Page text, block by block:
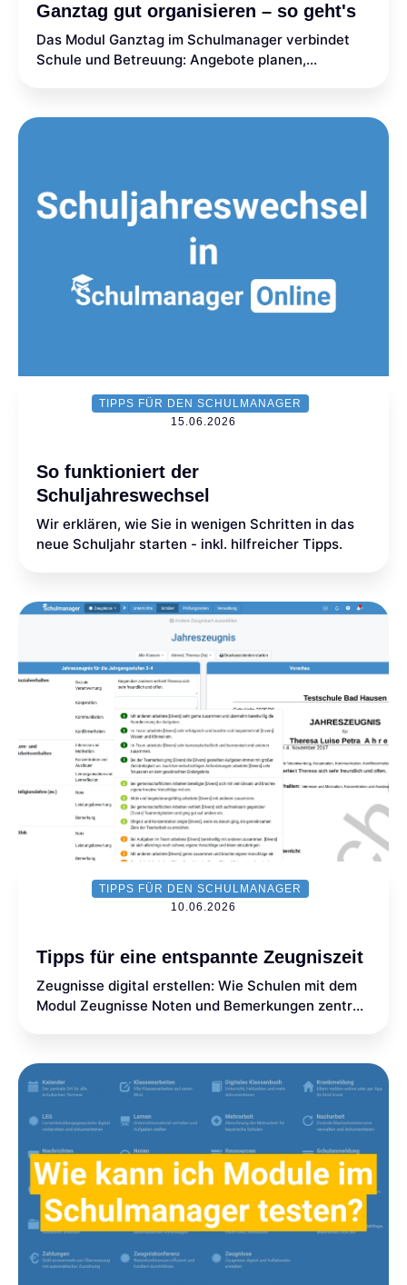
Ganztag gut organisieren – so geht's
Das Modul Ganztag im Schulmanager verbindet
Schule und Betreuung: Angebote planen,
TIPPS FÜR DEN SCHULMANAGER
15.06.2026
So funktioniert der
Schuljahreswechsel
Wir erklären, wie Sie in wenigen Schritten in das
neue Schuljahr starten - inkl. hilfreicher Tipps.
TIPPS FÜR DEN SCHULMANAGER
10.06.2026
Tipps für eine entspannte Zeugniszeit
Zeugnisse digital erstellen: Wie Schulen mit dem
Modul Zeugnisse Noten und Bemerkungen zentral